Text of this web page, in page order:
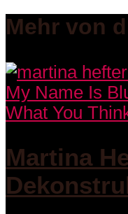
Mehr von
My Name Is
What You
Martina